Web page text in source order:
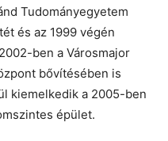
Tudományegyetem
és az 1999 végén
ben a Városmajor
bővítésében is
kiemelkedik a 2005-ben
épület.